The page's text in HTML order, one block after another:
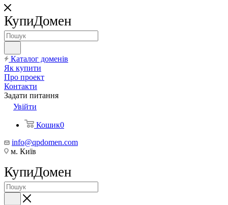
КупиДомен
Каталог доменів
Як купити
Про проект
Контакти
Задати питання
Увійти
Кошик0
info@qpdomen.com
м. Київ
КупиДомен